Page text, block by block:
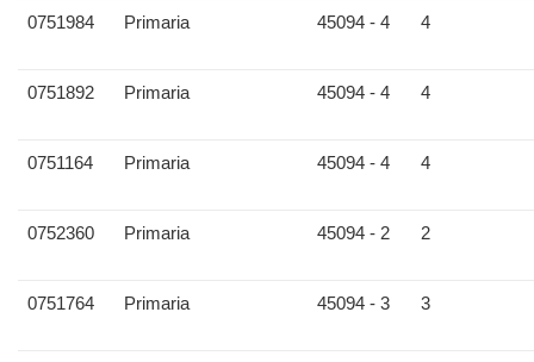
0751984 Primaria 45094 - 4 4
0751892 Primaria 45094 - 4 4
0751164 Primaria 45094 - 4 4
0752360 Primaria 45094 - 2 2
0751764 Primaria 45094 - 3 3